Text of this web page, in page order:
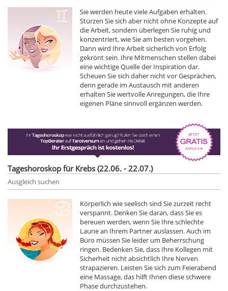
Sie werden heute viele Aufgaben erhalten.
Stürzen Sie sich aber nicht ohne Konzepte auf
die Arbeit, sondern überlegen Sie ruhig und
konzentriert, wie Sie am besten vorgehen.
Dann wird Ihre Arbeit sicherlich von Erfolg
gekrönt sein. Ihre Mitmenschen stellen dabei
eine wichtige Quelle der Inspiration dar.
Scheuen Sie sich daher nicht vor Gesprächen,
denn gerade im Austausch mit anderen
erhalten Sie wertvolle Anregungen, die Ihre
eigenen Pläne sinnvoll ergänzen werden.
Tageshoroskop für Krebs (22.06. - 22.07.)
Ausgleich suchen
Körperlich wie seelisch sind Sie zurzeit recht
verspannt. Denken Sie daran, dass Sie es
bereuen werden, wenn Sie Ihre schlechte
Laune an Ihrem Partner auslassen. Auch im
Büro müssen Sie leider um Beherrschung
ringen. Bedenken Sie, dass Ihre Kollegen mit
Sicherheit nicht absichtlich Ihre Nerven
strapazieren. Leisten Sie sich zum Feierabend
eine Massage, das hilft Ihnen diese schwere
Phase durchzustehen.